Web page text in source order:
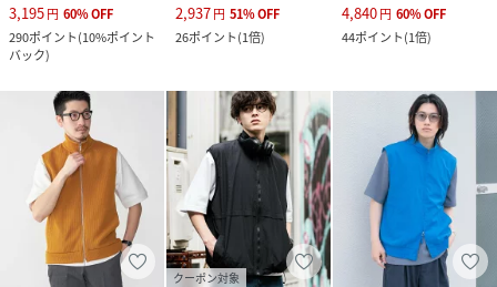
サイズ MEDIUM、LARGE
品番
3,195円 60%OFF
290ポイント(10%ポイント
バック)
2,937円 51%OFF
26ポイント(1倍)
4,840円 60%OFF
44ポイント(1倍)
クーポン対象